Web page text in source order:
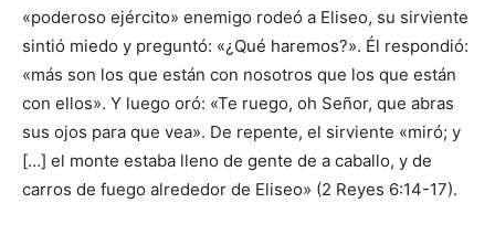
«poderoso ejército» enemigo rodeó a Eliseo, su sirviente
sintió miedo y preguntó: «¿Qué haremos?». Él respondió:
«más son los que están con nosotros que los que están
con ellos». Y luego oró: «Te ruego, oh Señor, que abras
sus ojos para que vea». De repente, el sirviente «miró; y
[…] el monte estaba lleno de gente de a caballo, y de
carros de fuego alrededor de Eliseo» (2 Reyes 6:14-17).